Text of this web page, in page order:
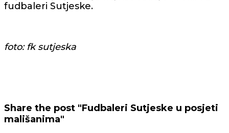
fudbaleri Sutjeske.
foto: fk sutjeska
Share the post "Fudbaleri Sutjeske u posjeti
mališanima"